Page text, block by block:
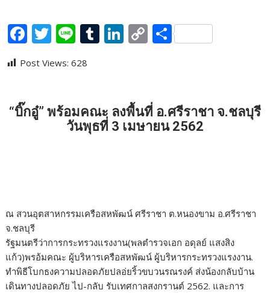
F
e
o
T
itt
Li
e
T
r
Li
dI
n
C
Li
n
S
Post Views: 628
“บิ๊กอู๋” พร้อมคณะ ลงพื้นที่ อ.ศรีราชา จ.ชลบุรี
วันพุธที่ 3 เมษายน 2562
ณ สวนอุตสาหกรรมเครือสหพัฒน์ ศรีราชา ต.หนองขาม อ.ศรีราชา
จ.ชลบุรี
รัฐมนตรีว่าการกระทรวงแรงงาน(พลตำรวจเอก อดุลย์ แสงสิง
แก้ว)พรอ้มคณะ ผู้บริหารเครือสหพัฒน์ ผู้บริหารกระทรวงแรงงาน.
ทำพิธีโบกธงความปลอดภัยปลอ่ยริ้วขบวนรณรงค์ ส่งน้องกลับบ้าน
เดินทางปลอดภัย ไป-กลับ รับเทศกาลสงกรานต์ 2562. และการ